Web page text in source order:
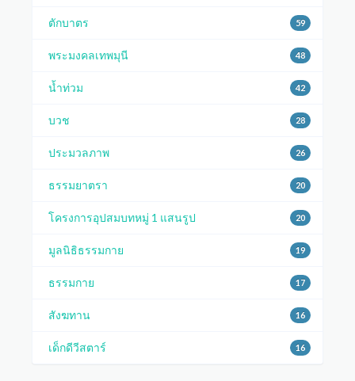
ตักบาตร 59
พระมงคลเทพมุนี 48
น้ำท่วม 42
บวช 28
ประมวลภาพ 26
ธรรมยาตรา 20
โครงการอุปสมบทหมู่ 1 แสนรูป 20
มูลนิธิธรรมกาย 19
ธรรมกาย 17
สังฆทาน 16
เด็กดีวีสตาร์ 16